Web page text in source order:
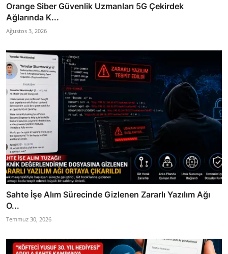
Orange Siber Güvenlik Uzmanları 5G Çekirdek
Ağlarında K...
Ağustos 3, 2026
Sahte İşe Alım Sürecinde Gizlenen Zararlı Yazılım Ağı
O...
Temmuz 30, 2026